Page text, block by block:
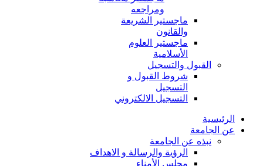
ومراجعه
ماجستير الشريعة
والقانون
ماجستير العلوم
الأسلامية
القبول والتسجيل
شروط القبول و
التسجيل
التسجيل الالكتروني
الرئيسية
عن الجامعة
نبذه عن الجامعة
الرؤية والرسالة و الاهداف
مجلس الأمناء